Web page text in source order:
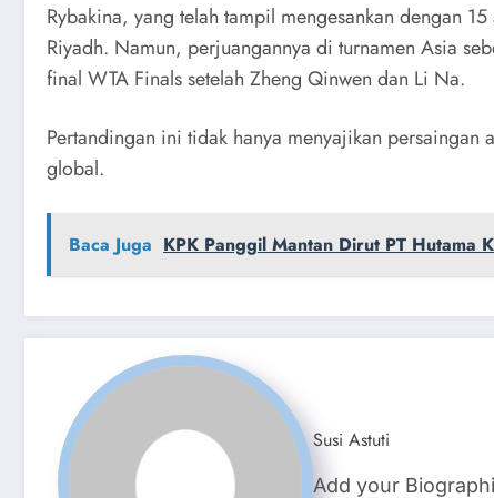
Rybakina, yang telah tampil mengesankan dengan
Riyadh. Namun, perjuangannya di turnamen Asia
final WTA Finals setelah Zheng Qinwen dan Li Na.
Pertandingan ini tidak hanya menyajikan
global.
Baca Juga KPK Panggil Mantan Dirut PT Hutama
Susi Astuti
Add your